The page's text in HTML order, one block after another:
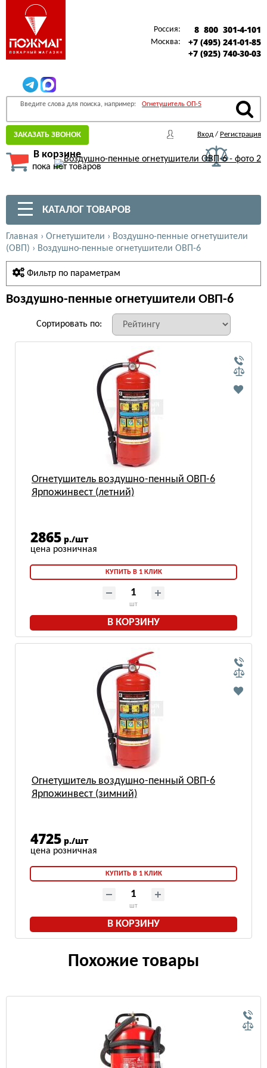
Россия: 8 800 301-4-101
Москва:
+7 (495) 241-01-85
+7 (925) 740-30-03
Введите слова для поиска, например: Огнетушитель ОП-5
ЗАКАЗАТЬ ЗВОНОК Вход / Регистрация
В корзине
пока нет товаров
КАТАЛОГ ТОВАРОВ
Главная › Огнетушители › Воздушно-пенные огнетушители
(ОВП) › Воздушно-пенные огнетушители ОВП-6
Фильтр по параметрам
Воздушно-пенные огнетушители ОВП-6
Сортировать по:
Огнетушитель воздушно-пенный ОВП-6
Ярпожинвест (летний)
2865 р./шт
КУПИТЬ В 1 КЛИК
шт
В КОРЗИНУ
Огнетушитель воздушно-пенный ОВП-6
Ярпожинвест (зимний)
4725 р./шт
КУПИТЬ В 1 КЛИК
шт
В КОРЗИНУ
Похожие товары